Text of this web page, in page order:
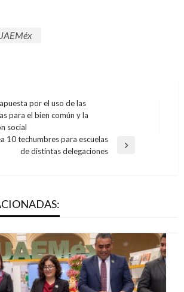
por el uso de las
para el bien común y la
social
10 techumbres para escuelas
de distintas delegaciones